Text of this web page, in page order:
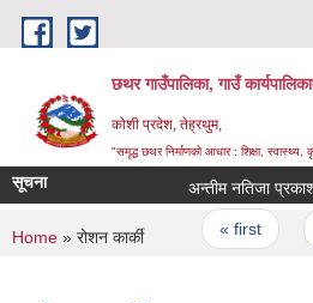
Skip to main content
छथर गाउँपालिका, गाउँ
कोशी प्रदेश, तेह्रथुम,
"समृद्ध छथर निर्माणको आधार : शिक्षा, स्वास्थ्य,
सूचना अन्तीम नतिजा प्रकाशन
Pages
« first
You are here
Home » रोशन कार्की